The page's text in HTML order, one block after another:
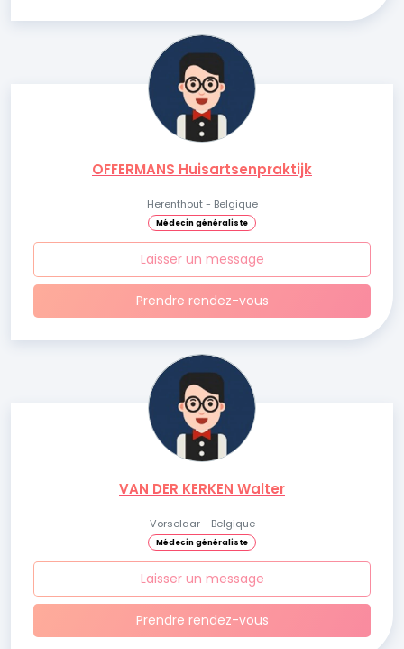
OFFERMANS Huisartsenpraktijk
Herenthout - Belgique
Médecin généraliste
Laisser un message
Prendre rendez-vous
VAN DER KERKEN Walter
Vorselaar - Belgique
Médecin généraliste
Laisser un message
Prendre rendez-vous